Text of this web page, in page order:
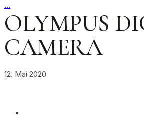
…
OLYMPUS
CAMERA
12. Mai 2020